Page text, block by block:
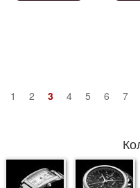
1 2 3 4 5 6 7